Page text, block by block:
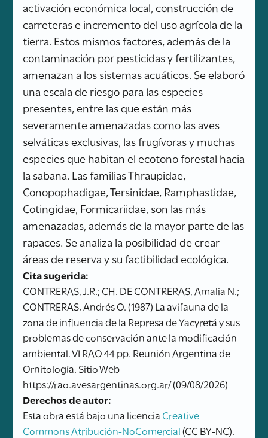
activación económica local, construcción de
carreteras e incremento del uso agrícola de la
tierra. Estos mismos factores, además de la
contaminación por pesticidas y fertilizantes,
amenazan a los sistemas acuáticos. Se elaboró
una escala de riesgo para las especies
presentes, entre las que están más
severamente amenazadas como las aves
selváticas exclusivas, las frugívoras y muchas
especies que habitan el ecotono forestal hacia
la sabana. Las familias Thraupidae,
Conopophadigae, Tersinidae, Ramphastidae,
Cotingidae, Formicariidae, son las más
amenazadas, además de la mayor parte de las
rapaces. Se analiza la posibilidad de crear
áreas de reserva y su factibilidad ecológica.
Cita sugerida:
CONTRERAS, J.R.; CH. DE CONTRERAS, Amalia N.;
CONTRERAS, Andrés O. (1987) La avifauna de la
zona de influencia de la Represa de Yacyretá y sus
problemas de conservación ante la modificación
ambiental. VI RAO 44 pp. Reunión Argentina de
Ornitología. Sitio Web
https://rao.avesargentinas.org.ar/ (09/08/2026)
Derechos de autor:
Esta obra está bajo una licencia Creative
Commons Atribución-NoComercial(CC BY-NC).